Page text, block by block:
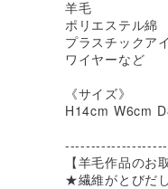
羊毛
ポリエステル綿
プラスチックアイ
ワイヤーなど
《サイズ》
H14cm W6cm
【羊毛作品のお
★繊維がとびだ